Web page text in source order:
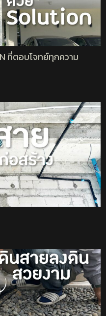
ที่ตอบโจทย์ทุกความ